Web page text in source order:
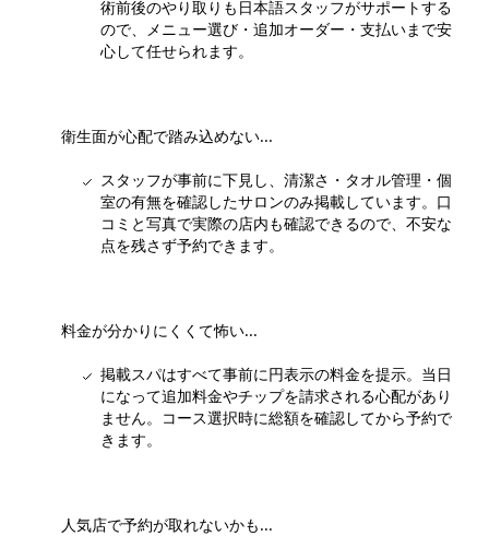
術前後のやり取りも日本語スタッフがサポートする
ので、メニュー選び・追加オーダー・支払いまで安
心して任せられます。
衛生面が心配で踏み込めない...
スタッフが事前に下見し、清潔さ・タオル管理・個
室の有無を確認したサロンのみ掲載しています。口
コミと写真で実際の店内も確認できるので、不安な
点を残さず予約できます。
料金が分かりにくくて怖い...
掲載スパはすべて事前に円表示の料金を提示。当日
になって追加料金やチップを請求される心配があり
ません。コース選択時に総額を確認してから予約で
きます。
人気店で予約が取れないかも...